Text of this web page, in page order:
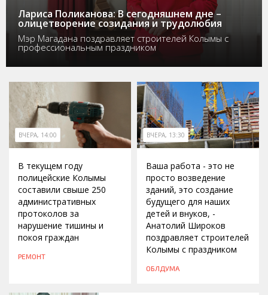
Лариса Поликанова: В сегодняшнем дне –
олицетворение созидания и трудолюбия
Мэр Магадана поздравляет строителей Колымы с
профессиональным праздником
ВЧЕРА, 14:00
В текущем году
полицейские Колымы
составили свыше 250
административных
протоколов за
нарушение тишины и
покоя граждан
РЕМОНТ
ВЧЕРА, 13:30
Ваша работа - это не
просто возведение
зданий, это создание
будущего для наших
детей и внуков, -
Анатолий Широков
поздравляет строителей
Колымы с праздником
ОБЛДУМА